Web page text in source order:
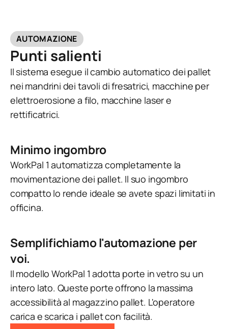
AUTOMAZIONE
Punti salienti
Il sistema esegue il cambio automatico dei pallet
nei mandrini dei tavoli di fresatrici, macchine per
elettroerosione a filo, macchine laser e
rettificatrici.
Minimo ingombro
WorkPal 1 automatizza completamente la
movimentazione dei pallet. Il suo ingombro
compatto lo rende ideale se avete spazi limitati in
officina.
Semplifichiamo l'automazione per
voi.
Il modello WorkPal 1 adotta porte in vetro su un
intero lato. Queste porte offrono la massima
accessibilità al magazzino pallet. L'operatore
carica e scarica i pallet con facilità.